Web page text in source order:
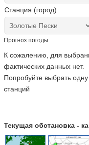
Станция (город)
Прогноз погоды
К сожалению, для
фактических данных нет.
Попробуйте выбрать
станций
Текущая обстановка -